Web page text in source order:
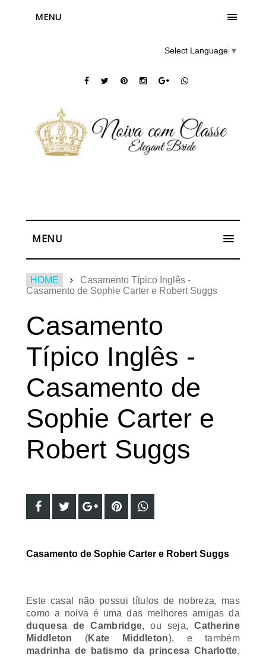
MENU
Select Language ▼
Casamento de Sophie Carter e Robert Suggs
Casamento
Típico Inglês -
Casamento de
Sophie Carter e
Robert Suggs
como a noiva é uma das melhores amigas da
duquesa de Cambridge, ou seja,Catherine
Middleton ( Kate Middleton), e também
madrinha de batismo da princesa Charlotte,
vou listá-los no setor da nobreza. E quem sabe